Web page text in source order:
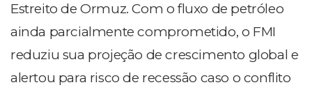
Estreito de Ormuz. Com o fluxo de petróleo
ainda parcialmente comprometido, o FMI
reduziu sua projeção de crescimento global e
alertou para risco de recessão caso o conflito